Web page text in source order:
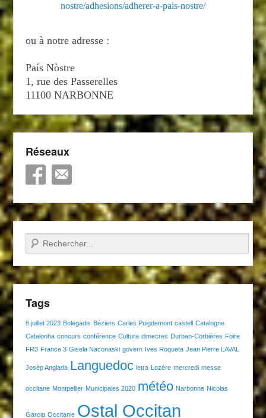
nostre/adhesions/adherer-a-pais-nostre/
ou à notre adresse :
País Nòstre
1, rue des Passerelles
11100 NARBONNE
Réseaux
Recherche
Tags
8 juillet 2023 Bolegadis Béziers Carles Puigdemont castell
Catalogne
Catalonha concurs conférence Cultura dimecres Durban-Corbières Foire
FR3 France 3 Gisela Naconaski govern Ives Roqueta Jean Pierre LAVAL
Josèp Anglada Languedoc letra Lozère mercredi messe
occitane Montpellier Municipales 2020 météo Narbonne Nicolas
Garcia Occitanie Ostal Occitan